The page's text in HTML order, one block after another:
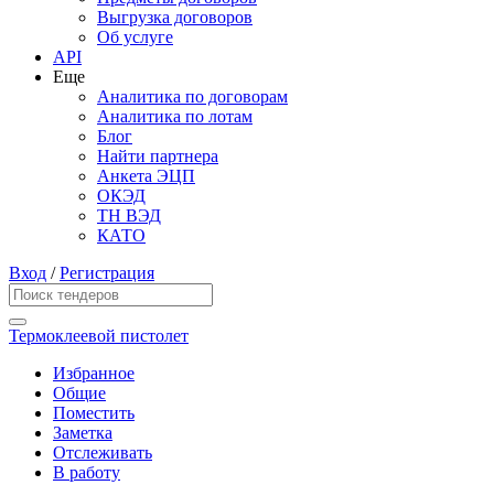
Выгрузка договоров
Об услуге
API
Еще
Аналитика по договорам
Аналитика по лотам
Блог
Найти партнера
Анкета ЭЦП
ОКЭД
ТН ВЭД
КАТО
Вход /Регистрация
Термоклеевой пистолет
Избранное
Общие
Поместить
Заметка
Отслеживать
В работу